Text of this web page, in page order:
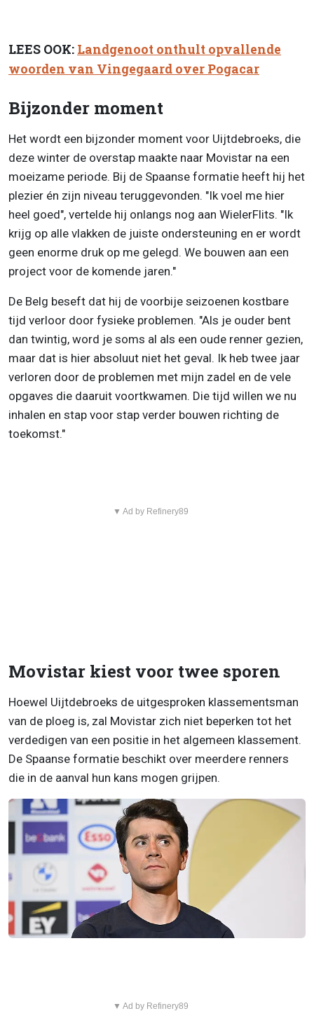
LEES OOK: Landgenoot onthult opvallende
woorden van Vingegaard over Pogacar
Bijzonder moment
Het wordt een bijzonder moment voor Uijtdebroeks, die
deze winter de overstap maakte naar Movistar na een
moeizame periode. Bij de Spaanse formatie heeft hij het
plezier én zijn niveau teruggevonden. "Ik voel me hier
heel goed", vertelde hij onlangs nog aan WielerFlits. "Ik
krijg op alle vlakken de juiste ondersteuning en er wordt
geen enorme druk op me gelegd. We bouwen aan een
project voor de komende jaren."
De Belg beseft dat hij de voorbije seizoenen kostbare
tijd verloor door fysieke problemen. "Als je ouder bent
dan twintig, word je soms al als een oude renner gezien,
maar dat is hier absoluut niet het geval. Ik heb twee jaar
verloren door de problemen met mijn zadel en de vele
opgaves die daaruit voortkwamen. Die tijd willen we nu
inhalen en stap voor stap verder bouwen richting de
toekomst."
▼ Ad by Refinery89
Movistar kiest voor twee sporen
Hoewel Uijtdebroeks de uitgesproken klassementsman
van de ploeg is, zal Movistar zich niet beperken tot het
verdedigen van een positie in het algemeen klassement.
De Spaanse formatie beschikt over meerdere renners
die in de aanval hun kans mogen grijpen.
▼ Ad by Refinery89